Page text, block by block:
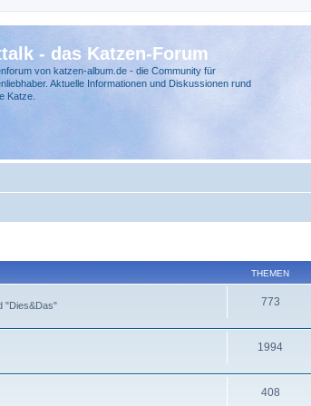
- das Katzen-Forum
von katzen-album.de - die Community für
Aktuelle Informationen und Diskussionen rund
Katze.
THEMEN
"Dies&Das"
773
1994
408